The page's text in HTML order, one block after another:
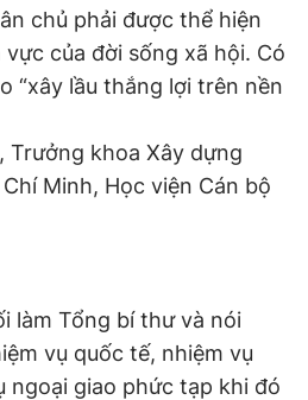
chủ phải được thể hiện
của đời sống xã hội. Có
“xây lầu thắng lợi trên nền
Trưởng khoa Xây dựng
Minh, Học viện Cán bộ
làm Tổng bí thư và nói
vụ quốc tế, nhiệm vụ
ngoại giao phức tạp khi đó